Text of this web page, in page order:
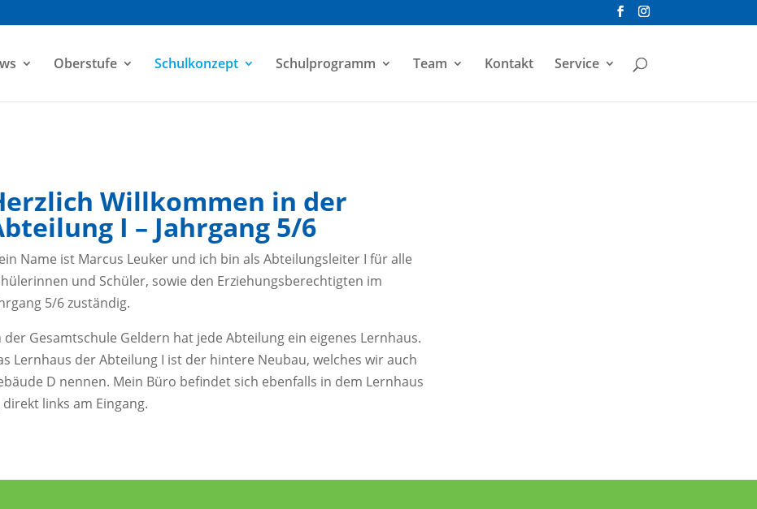
Oberstufe Schulkonzept Schulprogramm Team Kontakt Service
Willkommen in der
I – Jahrgang 5/6
Name ist Marcus Leuker und ich bin als Abteilungsleiter I für alle
und Schüler, sowie den Erziehungsberechtigten im
5/6 zuständig.
der Gesamtschule Geldern hat jede Abteilung ein eigenes Lernhaus.
Lernhaus der Abteilung I ist der hintere Neubau, welches wir auch
D nennen. Mein Büro befindet sich ebenfalls in dem Lernhaus
direkt links am Eingang.